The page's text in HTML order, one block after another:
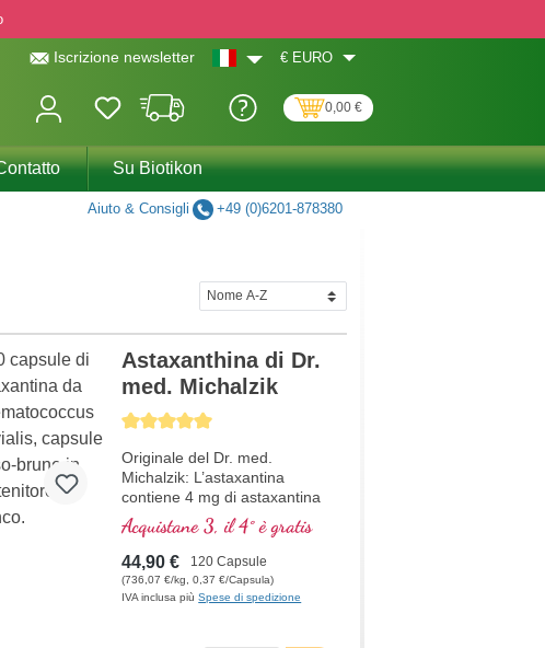
Iscrizione newsletter € EURO
0,00 €
Su Biotikon
Aiuto & Consigli +49 (0)6201-878380
Average rating of 5 out of 5 stars
Astaxanthina di Dr.
med. Michalzik
Originale del Dr. med.
Michalzik: L’astaxantina
contiene 4 mg di astaxantina
e 400 mg di Haematococcus
pluvialis per dose giornaliera
(1 capsula). Questo estratto
di alta qualità è ricco di
antiossidanti e privo di
Acquistane 3, il 4° è gratis
44,90 € 120 Capsule
(736,07 €/kg, 0,37 €/Capsula)
IVA inclusa piùSpese di spedizione